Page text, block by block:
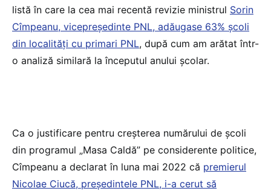
listă în care la cea mai recentă revizie ministrul Sorin
Cîmpeanu, vicepreședinte PNL, adăugase 63% școli
din localități cu primari PNL, după cum am arătat într-
o analiză similară la începutul anului școlar.
Ca o justificare pentru creșterea numărului de școli
din programul „Masa Caldă” pe considerente politice,
Cîmpeanu a declarat în luna mai 2022 că premierul
Nicolae Ciucă, președintele PNL, i-a cerut să